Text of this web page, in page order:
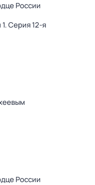
России
. Серия 12-я
России